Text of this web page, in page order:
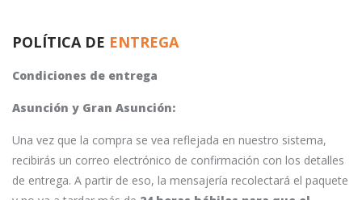
POLÍTICA DE ENTREGA
Condiciones de entrega
Asunción y Gran Asunción:
Una vez que la compra se vea reflejada en nuestro sistema,
recibirás un correo electrónico de confirmación con los detalles
de entrega. A partir de eso, la mensajería recolectará el paquete